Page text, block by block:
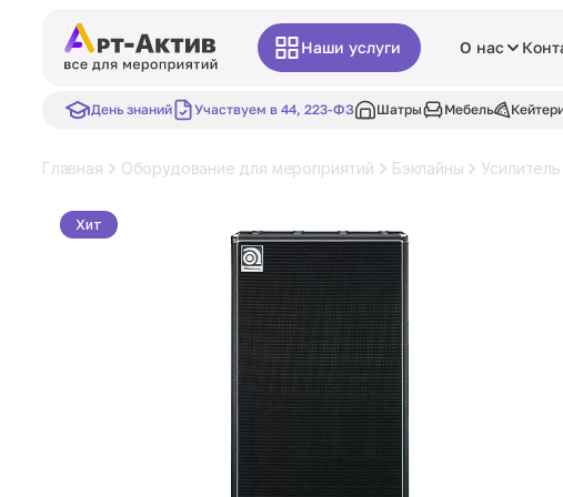
Наши услуги О нас
День знаний Участвуем в 44, 223-ФЗ Шатры Мебель
Главная Оборудование для мероприятий Бэклайны
Хит